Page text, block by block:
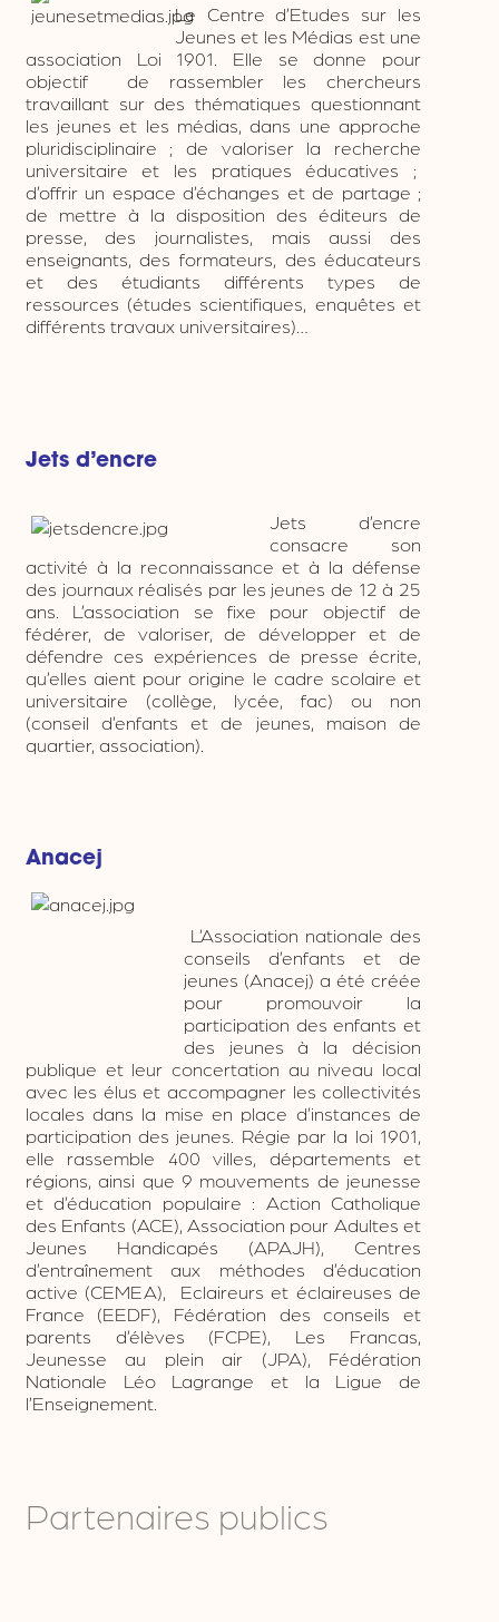
Le Centre d’Etudes sur les
Jeunes et les Médias est une
association Loi 1901. Elle se donne pour
objectif de rassembler les chercheurs
travaillant sur des thématiques questionnant
les jeunes et les médias, dans une approche
pluridisciplinaire ; de valoriser la recherche
universitaire et les pratiques éducatives ;
d’offrir un espace d’échanges et de partage ;
de mettre à la disposition des éditeurs de
presse, des journalistes, mais aussi des
enseignants, des formateurs, des éducateurs
et des étudiants différents types de
ressources (études scientifiques, enquêtes et
différents travaux universitaires)…
Jets d’encre
Jets d’encre
consacre son
activité à la reconnaissance et à la défense
des journaux réalisés par les jeunes de 12 à 25
ans. L’association se fixe pour objectif de
fédérer, de valoriser, de développer et de
défendre ces expériences de presse écrite,
qu’elles aient pour origine le cadre scolaire et
universitaire (collège, lycée, fac) ou non
(conseil d’enfants et de jeunes, maison de
quartier, association).
Anacej
L’Association nationale des
conseils d’enfants et de
jeunes (Anacej) a été créée
pour promouvoir la
participation des enfants et
des jeunes à la décision
publique et leur concertation au niveau local
avec les élus et accompagner les collectivités
locales dans la mise en place d’instances de
participation des jeunes. Régie par la loi 1901,
elle rassemble 400 villes, départements et
régions, ainsi que 9 mouvements de jeunesse
et d’éducation populaire : Action Catholique
des Enfants (ACE), Association pour Adultes et
Jeunes Handicapés (APAJH), Centres
d’entraînement aux méthodes d’éducation
active (CEMEA), Eclaireurs et éclaireuses de
France (EEDF), Fédération des conseils et
parents d’élèves (FCPE), Les Francas,
Jeunesse au plein air (JPA), Fédération
Nationale Léo Lagrange et la Ligue de
l’Enseignement.
Partenaires publics